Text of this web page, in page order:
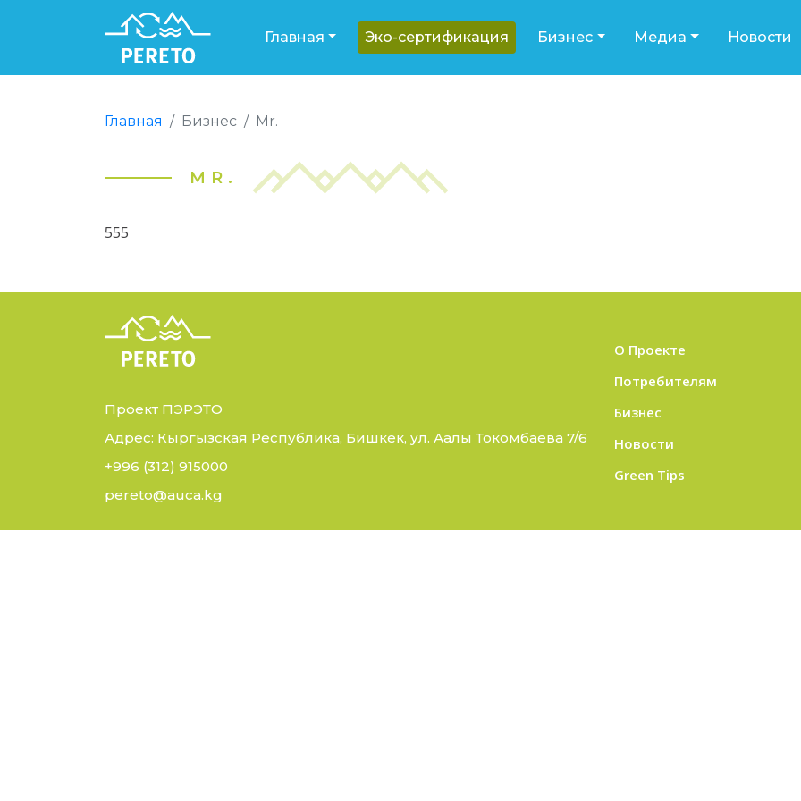
Главная Эко-сертификация Бизнес Медиа Новости
Главная Бизнес Mr.
MR.
555
Проект ПЭРЭТО
Адрес: Кыргызская Республика, Бишкек, ул. Аалы Токомбаева 7/6
+996 (312) 915000
pereto@auca.kg
О Проекте
Потребителям
Бизнес
Новости
Green Tips